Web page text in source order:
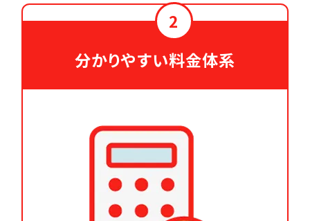
2
分かりやすい料金体系